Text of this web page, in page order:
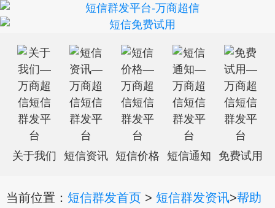
关于我们 短信资讯 短信价格 短信通知 免费试用
当前位置： 短信群发首页 > 短信群发资讯>帮助